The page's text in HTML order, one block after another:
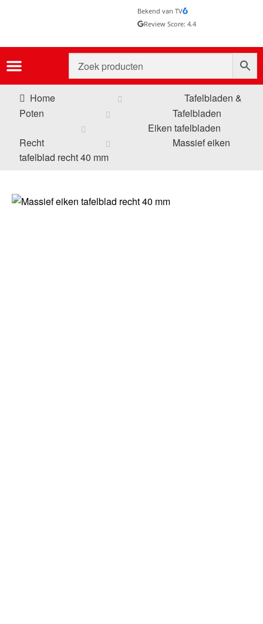
Bekend van TV
Review Score: 4.4
Home
Tafelbladen &
Poten
Tafelbladen
Eiken tafelbladen
Recht
Massief eiken
tafelblad recht 40 mm